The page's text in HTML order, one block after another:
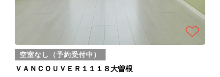
空室なし（予約受付中）
ＶＡＮＣＯＵＶＥＲ１１１８大曽根